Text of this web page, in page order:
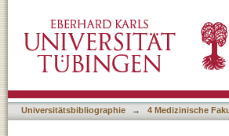
Universitätsbibliographie → 4 Medizinische